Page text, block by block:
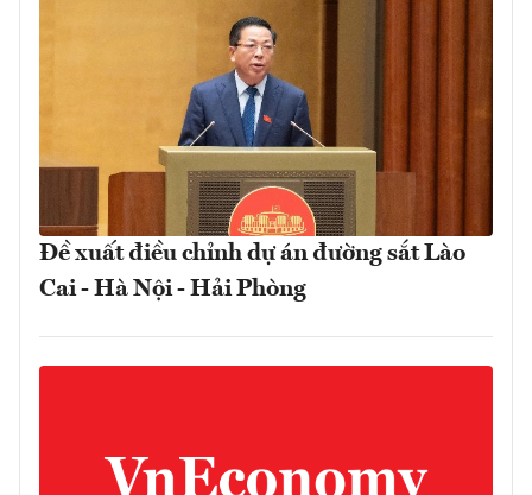
Đề xuất điều chỉnh dự án đường sắt Lào
Cai - Hà Nội - Hải Phòng